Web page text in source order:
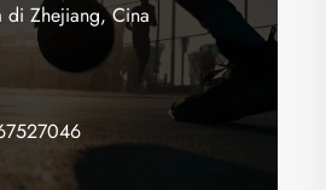
di Zhejiang, Cina